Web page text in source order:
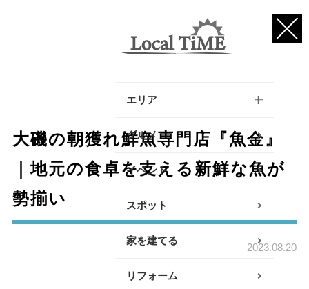
エリア
逗子・葉山・三浦エリア
鎌倉・大船エリア
ア
茅ヶ崎・寒川エリア
平塚エリア
グルメ
イベント
スポット
家を建てる
リフォーム
大磯の朝獲れ鮮魚専門店『魚金』
｜地元の食卓を支える新鮮な魚が
勢揃い
2023.08.20